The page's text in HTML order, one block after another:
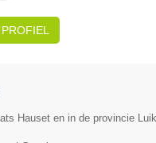
Hauset en in de provincie